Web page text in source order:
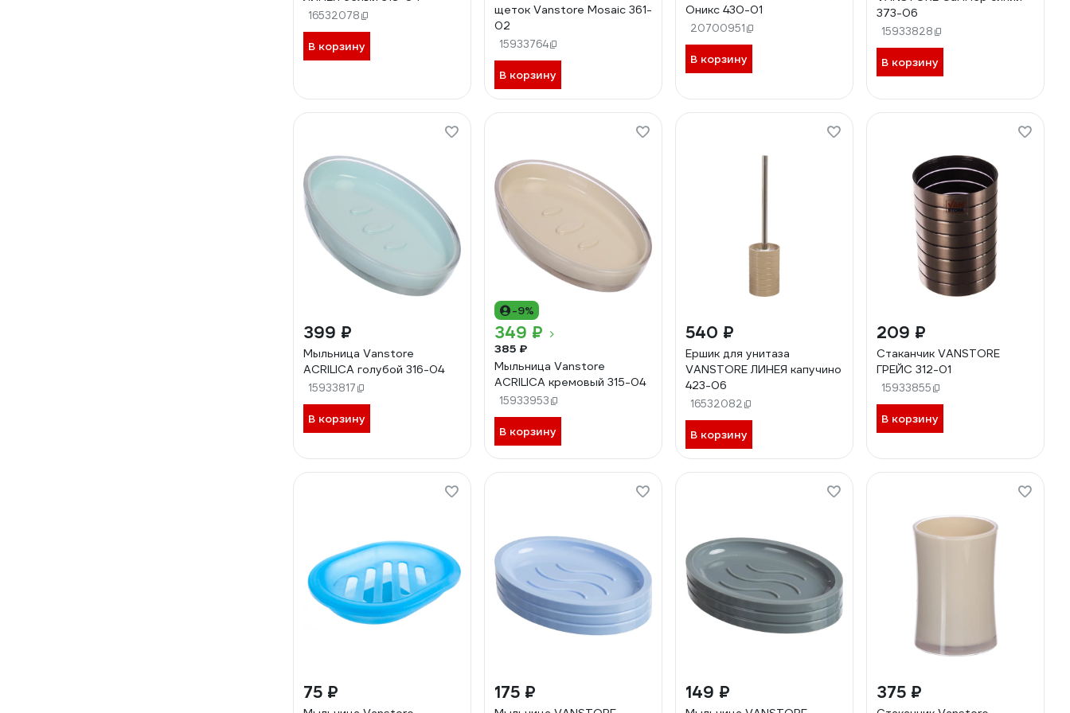
16532078
В корзину
щеток Vanstore Mosaic 361-
02
15933764
В корзину
Оникс 430-01
20700951
В корзину
373-06
15933828
В корзину
399 ₽
Мыльница Vanstore
ACRILICA голубой 316-04
15933817
В корзину
-9%
349 ₽
385 ₽
Мыльница Vanstore
ACRILICA кремовый 315-04
15933953
В корзину
540 ₽
Ершик для унитаза
VANSTORE ЛИНЕЯ капучино
423-06
16532082
В корзину
209 ₽
Стаканчик VANSTORE
ГРЕЙС 312-01
15933855
В корзину
75 ₽ 175 ₽ 149 ₽ 375 ₽